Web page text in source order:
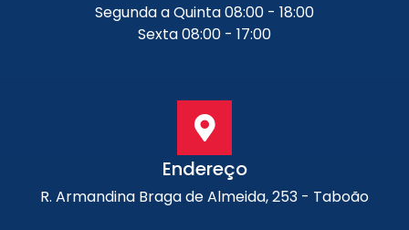
Segunda a Quinta 08:00 - 18:00
Sexta 08:00 - 17:00
Endereço
R. Armandina Braga de Almeida, 253 - Taboão